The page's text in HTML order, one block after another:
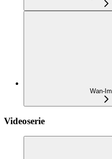
Wan-
Videoserie